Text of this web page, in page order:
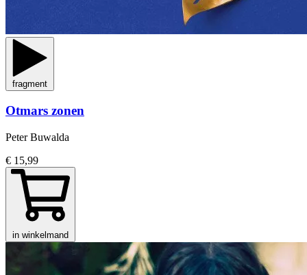
fragment
Otmars zonen
Peter Buwalda
€ 15,99
in winkelmand